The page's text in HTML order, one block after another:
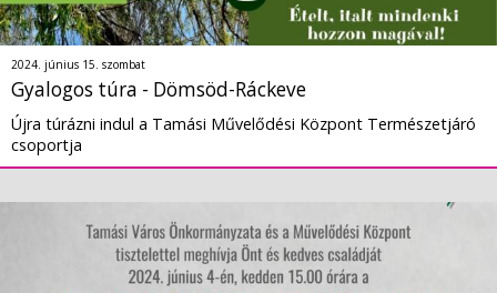
2024. június 15. szombat
Gyalogos túra - Dömsöd-Ráckeve
Újra túrázni indul a Tamási Művelődési Központ Természetjáró
csoportja